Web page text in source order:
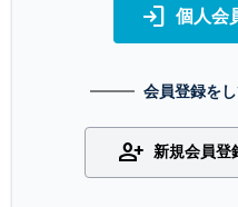
login 個人会
会員登録を
person_add 新規会員登